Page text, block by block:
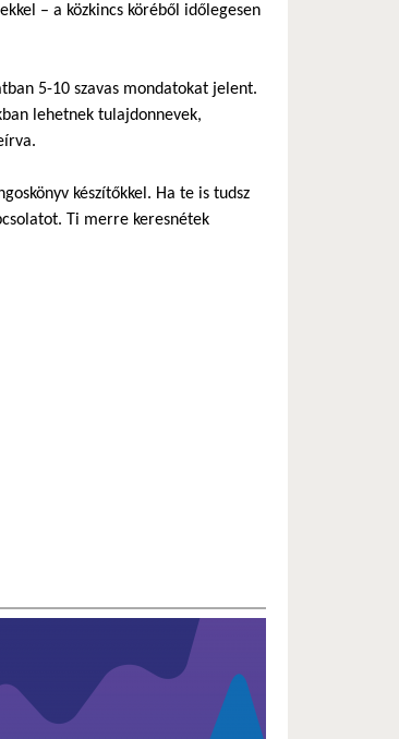
– a közkincs köréből időlegesen
5-10 szavas mondatokat jelent.
lehetnek tulajdonnevek,
készítőkkel. Ha te is tudsz
Ti merre keresnétek